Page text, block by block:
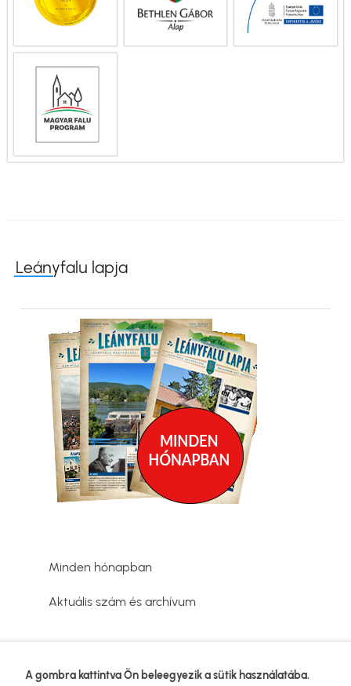
Leányfalu lapja
Minden hónapban
Aktuális szám és archívum
Adatvédelmi tájékoztató
A gombra kattintva Ön beleegyezik a sütik használatába.